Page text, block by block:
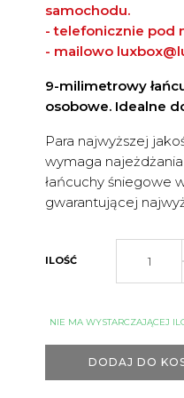
samochodu.
- telefonicznie pod
- mailowo
9-milimetrowy
osobowe. Idealne
Para najwyższej
wymaga
łańcuchy śniegowe
gwarantującej
ILOŚĆ
NIE MA WYSTARCZAJĄCEJ
DODAJ DO